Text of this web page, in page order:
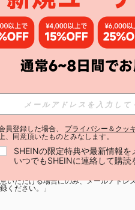
を購読する
の購読には「
いただける場合にのみ、メールアド
ください。」
員登録した場合、 プライバシー＆クッ
、同意頂いたものとみなします。
SHEINの限定特典や最新情報を
いつでもSHEINに連絡して購読